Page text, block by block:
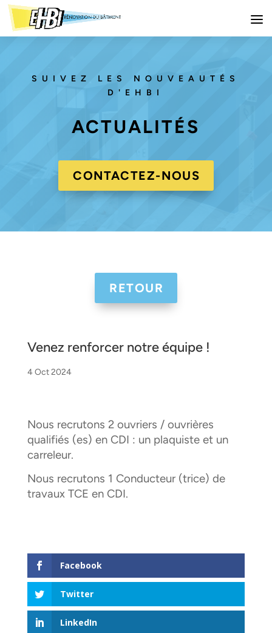
SUIVEZ LES NOUVEAUTÉS
D'EHBI
ACTUALITÉS
CONTACTEZ-NOUS
RETOUR
Venez renforcer notre équipe !
4 Oct 2024
Nous recrutons 2 ouvriers / ouvrières
qualifiés (es) en CDI : un plaquiste et un
carreleur.
Nous recrutons 1 Conducteur (trice) de
travaux TCE en CDI.
Facebook
Twitter
LinkedIn